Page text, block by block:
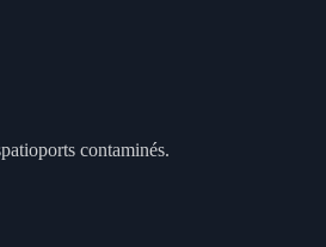
contaminés.